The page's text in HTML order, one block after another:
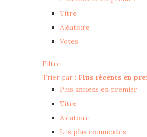
Titre
Aléatoire
Votes
Filtre
Trier par : Plus récents en
Plus anciens en premier
Titre
Aléatoire
Les plus commentés